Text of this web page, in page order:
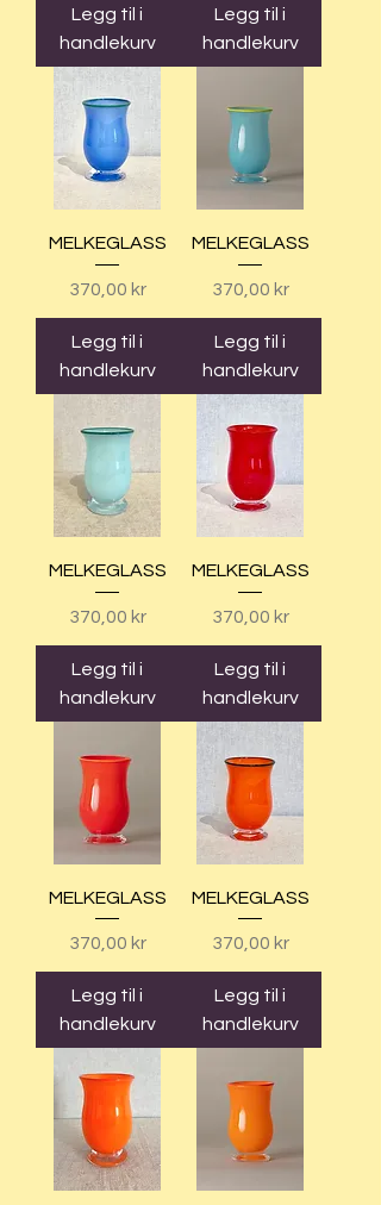
Legg til i
handlekurv
Legg til i
handlekurv
MELKEGLASS
Pris
370,00 kr
Legg til i
handlekurv
MELKEGLASS
Pris
370,00 kr
Legg til i
handlekurv
MELKEGLASS
Pris
370,00 kr
Legg til i
handlekurv
MELKEGLASS
Pris
370,00 kr
Legg til i
handlekurv
MELKEGLASS
Pris
370,00 kr
Legg til i
handlekurv
MELKEGLASS
Pris
370,00 kr
Legg til i
handlekurv